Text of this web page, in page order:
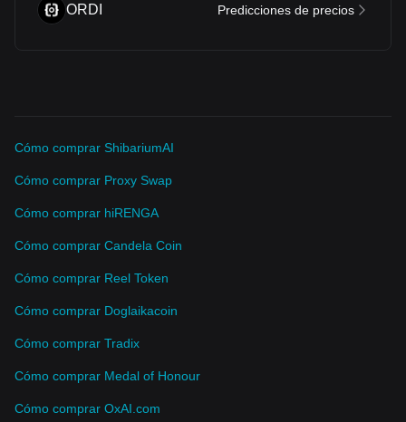
ORDI Predicciones de precios
Cómo comprar ShibariumAI
Cómo comprar Proxy Swap
Cómo comprar hiRENGA
Cómo comprar Candela Coin
Cómo comprar Reel Token
Cómo comprar Doglaikacoin
Cómo comprar Tradix
Cómo comprar Medal of Honour
Cómo comprar OxAI.com